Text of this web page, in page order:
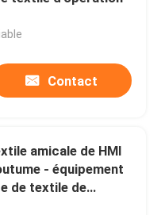
Contact
amicale de HMI
- équipement
de textile de